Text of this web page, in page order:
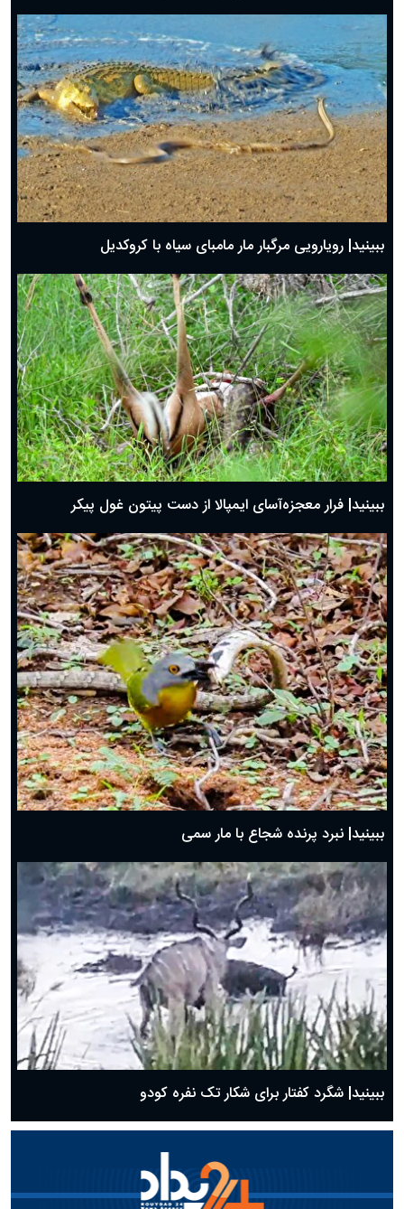
ببینید| رویارویی مرگبار مار مامبای سیاه با کروکدیل
ببینید| فرار معجزه‌آسای ایمپالا از دست پیتون غول پیکر
ببینید| نبرد پرنده شجاع با مار سمی
ببینید| شگرد کفتار برای شکار تک نفره کودو